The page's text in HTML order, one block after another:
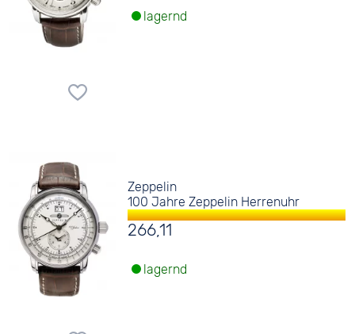
lagernd
Zeppelin
100 Jahre Zeppelin Herrenuhr
266,11
lagernd